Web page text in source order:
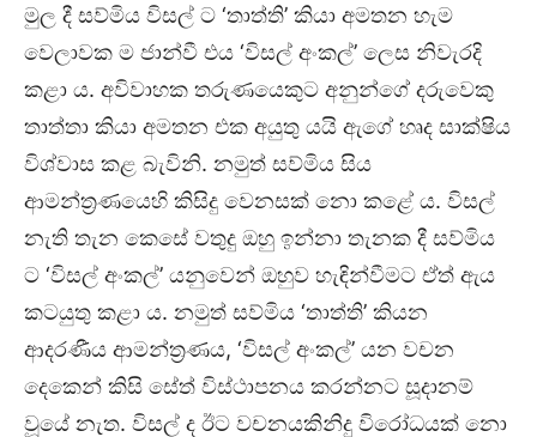
මුල දී සව්මිය විසල් ට ‘තාත්ති’ කියා අමතන හැම
වෙලාවක ම ජාන්වී එය ‘විසල් අංකල්’ ලෙස නිවැරදි
කළා ය. අවිවාහක තරුණයෙකුට අනුන්ගේ දරුවෙකු
තාත්තා කියා අමතන එක අයුතු යයි ඇගේ හෘද සාක්ෂිය
විශ්වාස කළ බැවිනි. නමුත් සව්මිය සිය
ආමන්ත්‍රණයෙහි කිසිදු වෙනසක් නො කළේ ය. විසල්
නැති තැන කෙසේ වතුදු ඔහු ඉන්නා තැනක දී සව්මිය
ට ‘විසල් අංකල්’ යනුවෙන් ඔහුව හැඳින්වීමට ඒත් ඇය
කටයුතු කළා ය. නමුත් සව්මිය ‘තාත්ති’ කියන
ආදරණීය ආමන්ත්‍රණය, ‘විසල් අංකල්’ යන වචන
දෙකෙන් කිසි සේත් විස්ථාපනය කරන්නට සූදානම්
වූයේ නැත. විසල් ද ඊට වචනයකිනිදු විරෝධයක් නො